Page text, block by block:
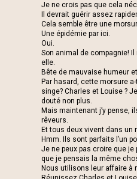
Je ne crois pas que cela
Il devrait guérir assez
Cela semble être une
Une épidémie par ici.
Oui.
Son animal de compagnie!
elle.
Bête de mauvaise humeur
Par hasard, cette morsure
singe? Charles et Louise ?
douté non plus.
Mais maintenant j’y pense,
rêveurs.
Et tous deux vivent dans un
Hmm. Ils sont parfaits l’un
Je ne peux pas croire que
que je pensais la même
Nous utilisons leur affaire à